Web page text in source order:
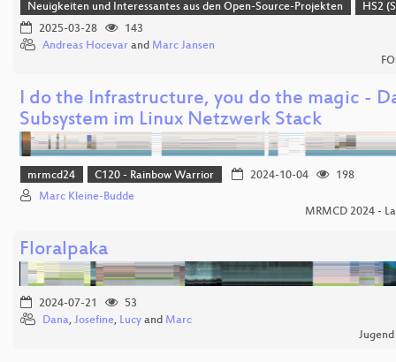
Neuigkeiten und Interessantes aus den Open-Source-Projekten
HS2
2025-03-28
143
Andreas Hocevar and Marc Jansen
I do the Infrastructure, you do the magic -
Subsystem im Linux Netzwerk Stack
mrmcd24 C120 - Rainbow Warrior 2024-10-04
198
Marc Kleine-Budde
MRMCD 2024 -
Floralpaka
2024-07-21
53
Dana, Josefine, Lucy and Marc